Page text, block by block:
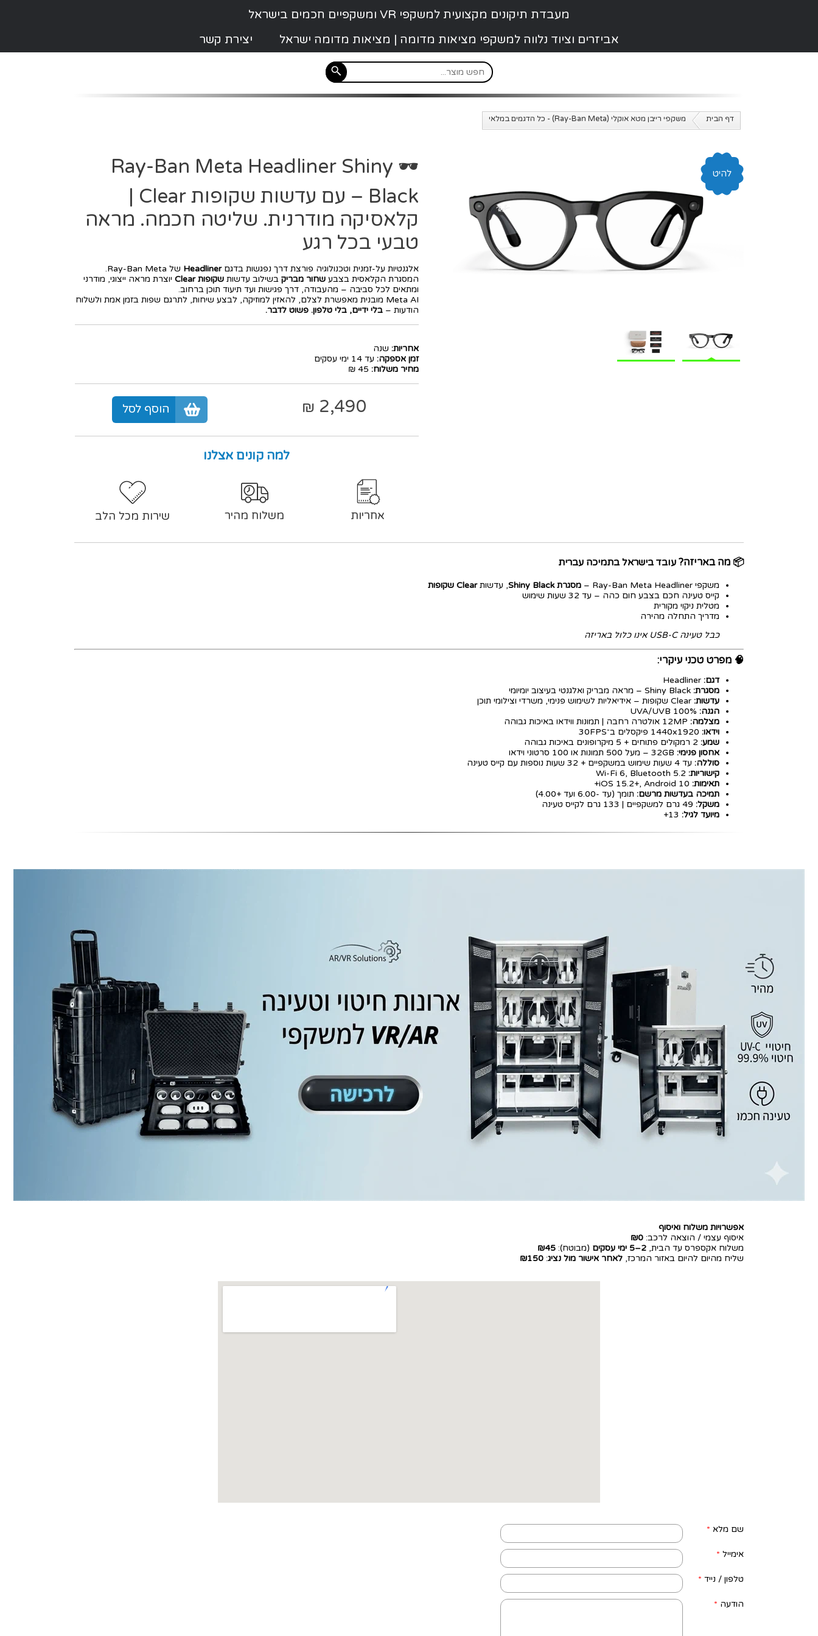
מעבדת תיקונים מקצועית למשקפי VR ומשקפיים חכמים בישראל
אביזרים וציוד נלווה למשקפי מציאות מדומה | מציאות מדומה ישראל
יצירת קשר
דף הבית משקפי רייבן מטא אוקלי (Ray-Ban Meta) - כל הדגמים במלאי
להיט
🕶️ Ray-Ban Meta Headliner Shiny
Black – עם עדשות שקופות Clear |
קלאסיקה מודרנית. שליטה חכמה. מראה
טבעי בכל רגע
אלגנטיות על-זמנית וטכנולוגיה פורצת דרך נפגשות בדגםHeadliner של Ray-Ban Meta.
המסגרת הקלאסית בצבעשחור מבריק בשילוב עדשותשקופות Clear
יוצרת מראה ייצוגי, מודרני
ומתאים לכל סביבה – מהעבודה, דרך פגישות ועד תיעוד תוכן ברחוב.
Meta AI מובנית מאפשרת לצלם, להאזין למוזיקה, לבצע שיחות, לתרגם שפות בזמן אמת ולשלוח
הודעות –בלי ידיים, בלי טלפון. פשוט לדבר.
אחריות: שנה
זמן אספקה: עד 14 ימי עסקים
מחיר משלוח: 45 ₪
2,490
₪ הוסף לסל
למה קונים אצלנו
אחריות משלוח מהיר שירות מכל הלב
📦 מה באריזה? עובד בישראל בתמיכה עברית
משקפי Ray-Ban Meta Headliner – מסגרת Shiny Black , עדשותClear שקופות
קייס טעינה חכם בצבע חום כהה – עד 32 שעות שימוש
מטלית ניקוי מקורית
מדריך התחלה מהירה
כבל טעינה USB-C אינו כלול באריזה
🧠 מפרט טכני עיקרי:
דגם:
מסגרת:
עדשות:
הגנה:
מצלמה:
וידאו:
שמע:
אחסון פנימי:
סוללה: עד 4 שעות שימוש במשקפיים + 32 שעות נוספות עם קייס טעינה
קישוריות:
תאימות:
תמיכה בעדשות מרשם: תומך (עד -6.00 ועד +4.00)
משקל:
מיועד לגיל:
אפשרויות משלוח ואיסוף
איסוף עצמי / הוצאה לרכב: ₪0
משלוח אקספרס עד הבית, 2–5 ימי עסקים (מבוטח): ₪45
שליח מהיום להיום באזור המרכז, לאחר אישור מול נציג:
₪150
שם מלא *
אימייל *
טלפון / נייד *
הודעה *